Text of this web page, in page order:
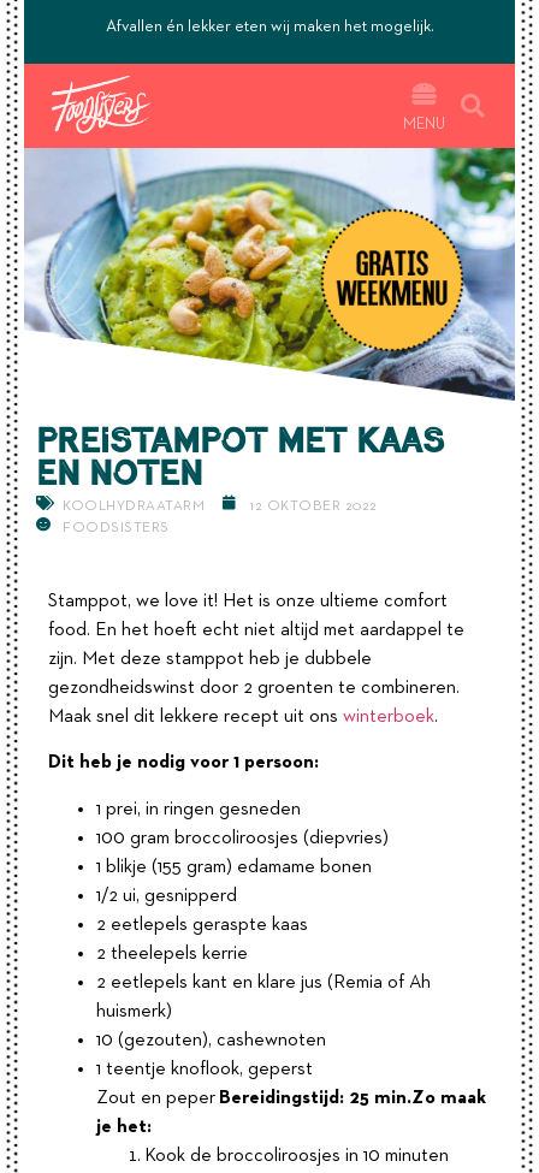
Afvallen én lekker eten wij maken het mogelijk.
MENU
Preistampot met kaas
en noten
KOOLHYDRAATARM
12 OKTOBER 2022
FOODSISTERS
Stamppot, we love it! Het is onze ultieme comfort
food. En het hoeft echt niet altijd met aardappel te
zijn. Met deze stamppot heb je dubbele
gezondheidswinst door 2 groenten te combineren.
Maak snel dit lekkere recept uit ons winterboek.
Dit heb je nodig voor 1 persoon:
1 prei, in ringen gesneden
100 gram broccoliroosjes (diepvries)
1 blikje (155 gram) edamame bonen
1/2 ui, gesnipperd
2 eetlepels geraspte kaas
2 theelepels kerrie
2 eetlepels kant en klare jus (Remia of Ah
huismerk)
10 (gezouten), cashewnoten
1 teentje knoflook, geperst
Zout en peper Bereidingstijd: 25 min.Zo maak
je het:
Kook de broccoliroosjes in 10 minuten